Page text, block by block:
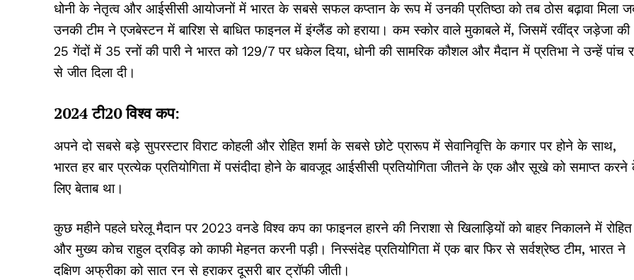
धोनी के नेतृत्व और आईसीसी आयोजनों में भारत के सबसे सफल कप्तान के रूप में उनकी प्रतिष्ठा को तब ठोस बढ़ावा मिला
उनकी टीम ने एजबेस्टन में बारिश से बाधित फाइनल में इंग्लैंड को हराया। कम स्कोर वाले मुकाबले में, जिसमें रवींद्र जड़ेजा की
25 गेंदों में 35 रनों की पारी ने भारत को 129/7 पर धकेल दिया, धोनी की सामरिक कौशल और मैदान में प्रतिभा ने उन्हें पांच
से जीत दिला दी।
2024 टी20 विश्व कप:
अपने दो सबसे बड़े सुपरस्टार विराट कोहली और रोहित शर्मा के सबसे छोटे प्रारूप में सेवानिवृत्ति के कगार पर होने के साथ,
भारत हर बार प्रत्येक प्रतियोगिता में पसंदीदा होने के बावजूद आईसीसी प्रतियोगिता जीतने के एक और सूखे को समाप्त
लिए बेताब था।
कुछ महीने पहले घरेलू मैदान पर 2023 वनडे विश्व कप का फाइनल हारने की निराशा से खिलाड़ियों को बाहर निकालने में रोहित
और मुख्य कोच राहुल द्रविड़ को काफी मेहनत करनी पड़ी। निस्संदेह प्रतियोगिता में एक बार फिर से सर्वश्रेष्ठ टीम, भारत ने
दक्षिण अफ्रीका को सात रन से हराकर दूसरी बार ट्रॉफी जीती।